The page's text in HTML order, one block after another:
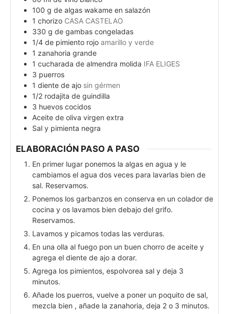
100 g de algas wakame en salazón
1 chorizo CASA CASTELAO
330 g de gambas congeladas
1/4 de pimiento rojo amarillo y verde
1 zanahoria grande
1 cucharada de almendra molida IFA ELIGES
3 puerros
1 diente de ajo sin gérmen
1/2 rodajita de guindilla
3 huevos cocidos
Aceite de oliva virgen extra
Sal y pimienta negra
ELABORACIÓN PASO A PASO
En primer lugar ponemos la algas en agua y le
cambiamos el agua dos veces para lavarlas bien de
sal. Reservamos.
Ponemos los garbanzos en conserva en un colador de
cocina y os lavamos bien debajo del grifo.
Reservamos.
Lavamos y picamos todas las verduras.
En una olla al fuego pon un buen chorro de aceite y
agrega el diente de ajo a dorar.
Agrega los pimientos, espolvorea sal y deja 3
minutos.
Añade los puerros, vuelve a poner un poquito de sal,
mezcla bien , añade la zanahoria, deja 2 o 3 minutos.